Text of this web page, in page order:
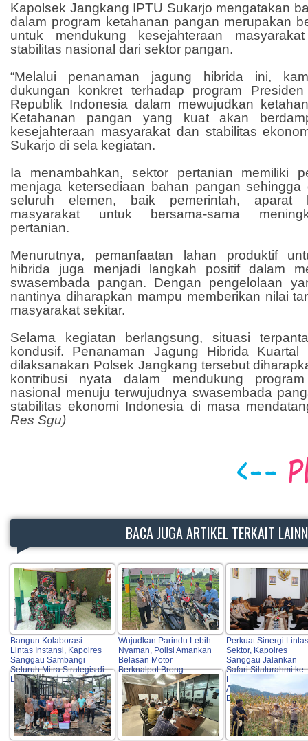
Kapolsek Jangkang IPTU Sukarjo mengatakan
dalam program ketahanan pangan merupakan
untuk mendukung kesejahteraan
stabilitas nasional dari sektor pangan.
“Melalui penanaman jagung hibrida ini,
dukungan konkret terhadap program
Republik Indonesia dalam mewujudkan
Ketahanan pangan yang kuat akan
kesejahteraan masyarakat dan stabilitas
Sukarjo di sela kegiatan.
Ia menambahkan, sektor pertanian memiliki
menjaga ketersediaan bahan pangan sehingga
seluruh elemen, baik pemerintah, aparat
masyarakat untuk bersama-sama
pertanian.
Menurutnya, pemanfaatan lahan produktif
hibrida juga menjadi langkah positif dalam
swasembada pangan. Dengan pengelolaan
nantinya diharapkan mampu memberikan nilai
masyarakat sekitar.
Selama kegiatan berlangsung, situasi
kondusif. Penanaman Jagung Hibrida
dilaksanakan Polsek Jangkang tersebut
kontribusi nyata dalam mendukung
nasional menuju terwujudnya swasembada
stabilitas ekonomi Indonesia di masa
Res Sgu)
BACA JUGA ARTIKEL TERKAIT
Bangun Kolaborasi
Lintas Instansi, Kapolres
Sanggau Sambangi
Seluruh Mitra Strategis di
Entikong
Wujudkan Parindu Lebih
Nyaman, Polisi Amankan
Belasan Motor
Berknalpot Brong
Perkuat Sinergi Lintas
Sektor, Kapolres
Sanggau Jalankan
Safari Silaturahmi ke
Forkopimda, Tokoh
Agama, OPD hingga
Bulog